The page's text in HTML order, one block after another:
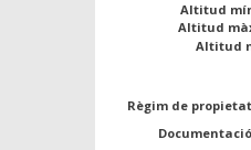
Altitud
Altitud
Altitud
Règim de propietat
Documentació